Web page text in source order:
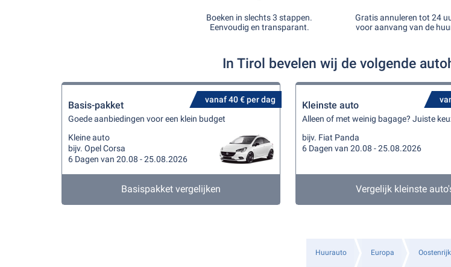
Boeken in slechts 3 stappen.
Eenvoudig en transparant.
Gratis annuleren tot 24
voor aanvang van de
In Tirol bevelen wij de volgende
vanaf 40 € per dag
Basis-pakket
Goede aanbiedingen voor een klein budget
Kleine auto
bijv. Opel Corsa
6 Dagen van 20.08 - 25.08.2026
Basispakket vergelijken
Kleinste auto
Alleen of met weinig bagage? Juiste
bijv. Fiat Panda
6 Dagen van 20.08 - 25.08.2026
Vergelijk kleinste
Huurauto Europa Oostenrijk